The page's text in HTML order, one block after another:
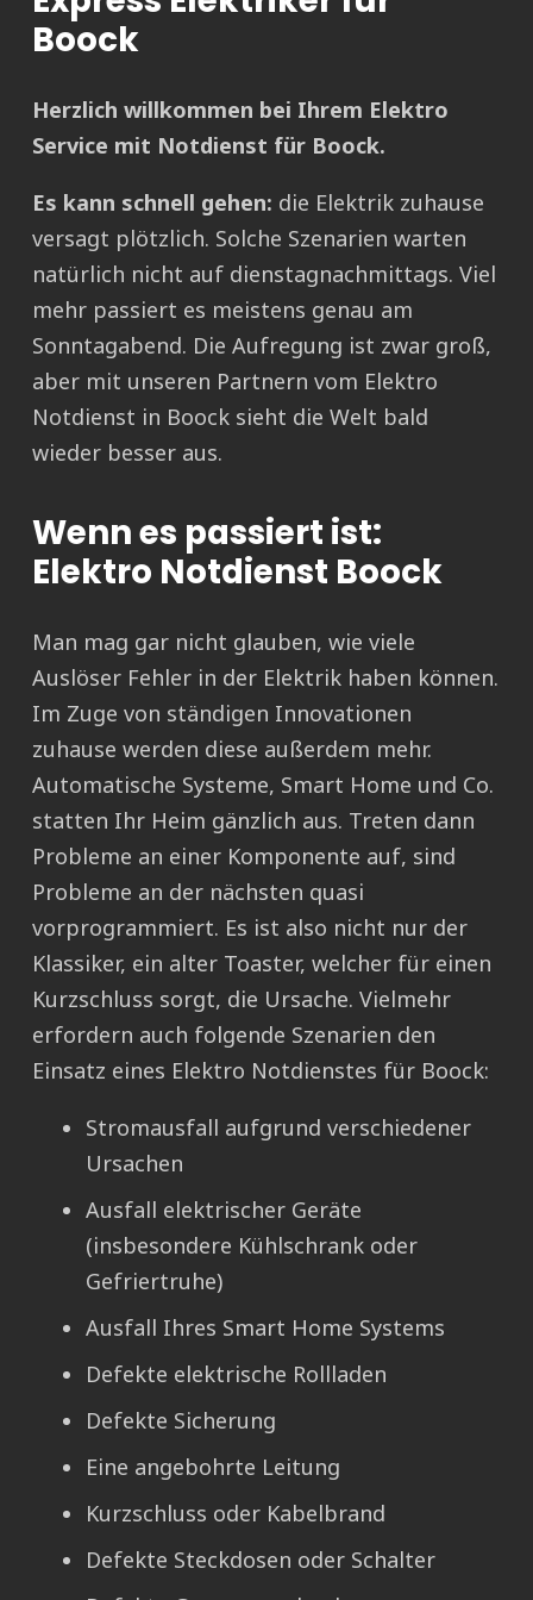
Boock
Herzlich willkommen bei Ihrem Elektro
Service mit Notdienst für Boock.
Es kann schnell gehen: die Elektrik zuhause
versagt plötzlich. Solche Szenarien warten
natürlich nicht auf dienstagnachmittags. Viel
mehr passiert es meistens genau am
Sonntagabend. Die Aufregung ist zwar groß,
aber mit unseren Partnern vom Elektro
Notdienst in Boock sieht die Welt bald
wieder besser aus.
Wenn es passiert ist:
Elektro Notdienst Boock
Man mag gar nicht glauben, wie viele
Auslöser Fehler in der Elektrik haben können.
Im Zuge von ständigen Innovationen
zuhause werden diese außerdem mehr.
Automatische Systeme, Smart Home und Co.
statten Ihr Heim gänzlich aus. Treten dann
Probleme an einer Komponente auf, sind
Probleme an der nächsten quasi
vorprogrammiert. Es ist also nicht nur der
Klassiker, ein alter Toaster, welcher für einen
Kurzschluss sorgt, die Ursache. Vielmehr
erfordern auch folgende Szenarien den
Einsatz eines Elektro Notdienstes für Boock:
Stromausfall aufgrund verschiedener
Ursachen
Ausfall elektrischer Geräte
(insbesondere Kühlschrank oder
Gefriertruhe)
Ausfall Ihres Smart Home Systems
Defekte elektrische Rollladen
Defekte Sicherung
Eine angebohrte Leitung
Kurzschluss oder Kabelbrand
Defekte Steckdosen oder Schalter